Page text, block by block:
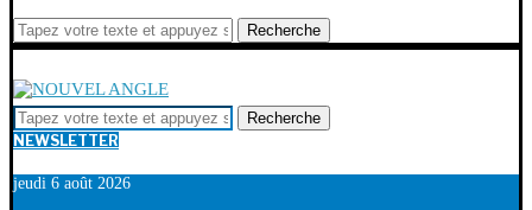
Recherche
Recherche
NEWSLETTER
jeudi 6 août 2026